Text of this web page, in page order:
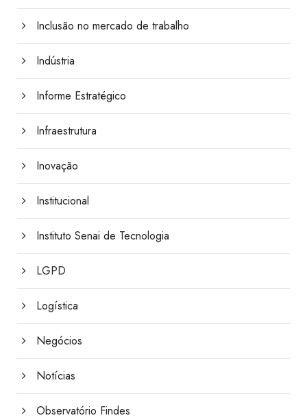
Inclusão no mercado de trabalho
Indústria
Informe Estratégico
Infraestrutura
Inovação
Institucional
Instituto Senai de Tecnologia
LGPD
Logística
Negócios
Notícias
Observatório Findes